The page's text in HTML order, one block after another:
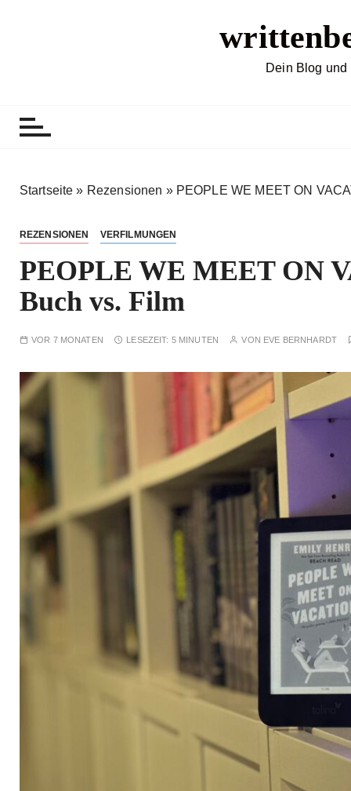
Dein Blog und
Startseite » Rezensionen » PEOPLE WE MEET ON
REZENSIONEN VERFILMUNGEN
PEOPLE WE MEET ON
Buch vs. Film
VOR 7 MONATEN LESEZEIT: 5 MINUTEN VON EVE BERNHARDT